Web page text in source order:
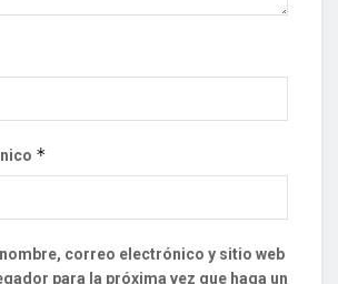
*
correo electrónico y sitio web
para la próxima vez que haga un